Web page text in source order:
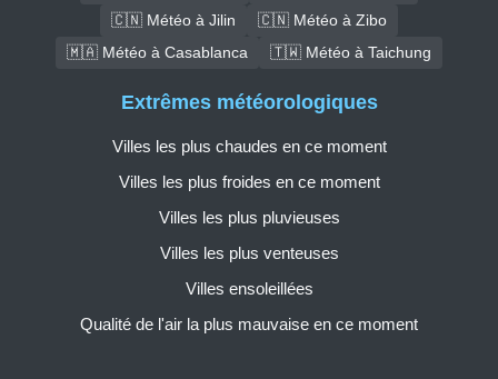
🇨🇳 Météo à Jilin
🇨🇳 Météo à Zibo
🇲🇦 Météo à Casablanca
🇹🇼 Météo à Taichung
Extrêmes météorologiques
Villes les plus chaudes en ce moment
Villes les plus froides en ce moment
Villes les plus pluvieuses
Villes les plus venteuses
Villes ensoleillées
Qualité de l'air la plus mauvaise en ce moment